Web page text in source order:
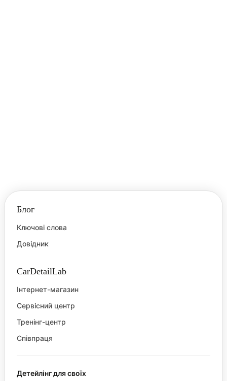
Блог
Ключові слова
Довідник
CarDetailLab
Інтернет-магазин
Сервісний центр
Тренінг-центр
Співпраця
Детейлінг для своїх